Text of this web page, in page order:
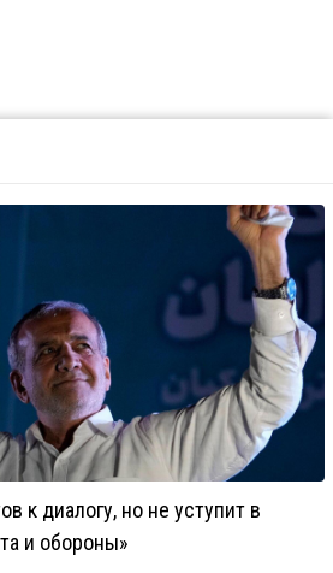
к диалогу, но не уступит в
и обороны»